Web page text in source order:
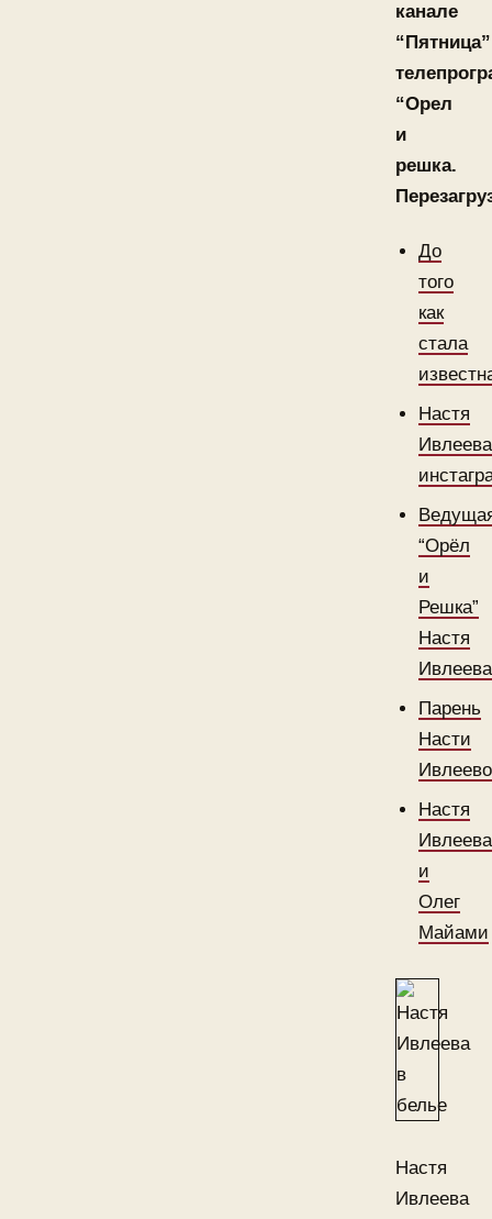
канале
“Пятница”
“Орел
и
решка.
До
того
как
стала
Настя
Ивлеева
“Орёл
и
Решка”
Настя
Ивлеева
Парень
Насти
Настя
Ивлеева
и
Олег
Майами
Настя
Ивлеева